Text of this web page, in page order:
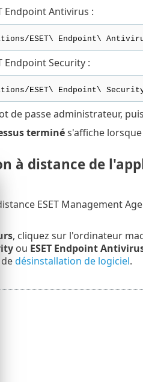
Endpoint Antivirus :
ESET\ Endpoint\
Endpoint Security :
ESET\ Endpoint\
de passe administrateur,
terminés'affiche lorsque
à distance de
ESET Management
, cliquez sur l'ordinateur
ou ESET Endpoint
désinstallation de logiciel.